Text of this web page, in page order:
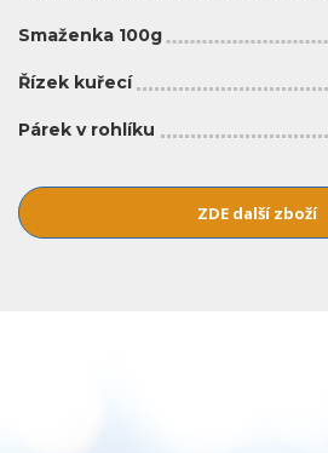
Smaženka 100g
Řízek kuřecí
Párek v rohlíku
ZDE další zboží